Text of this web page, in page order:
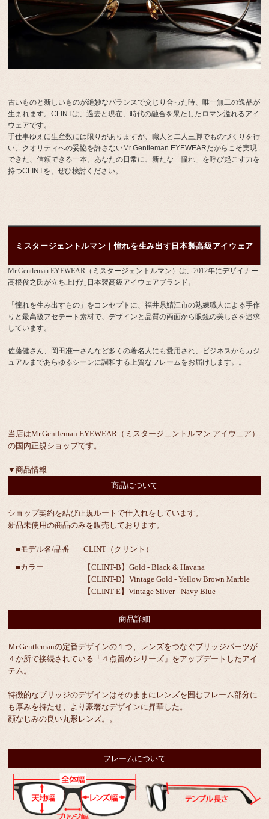
古いものと新しいものが絶妙なバランスで交じり合った時、唯一無二の逸品が
生まれます。CLINTは、過去と現在、時代の融合を果たしたロマン溢れるアイ
ウェアです。
手仕事ゆえに生産数には限りがありますが、職人と二人三脚でものづくりを行
い、クオリティへの妥協を許さないMr.Gentleman EYEWEARだからこそ実現
できた、信頼できる一本。あなたの日常に、新たな「憧れ」を呼び起こす力を
持つCLINTを、ぜひ検討ください。
ミスタージェントルマン｜憧れを生み出す日本製高級アイウェア
Mr.Gentleman EYEWEAR（ミスタージェントルマン）は、2012年にデザイナー
高根俊之氏が立ち上げた日本製高級アイウェアブランド。
「憧れを生み出すもの」をコンセプトに、福井県鯖江市の熟練職人による手作
りと最高級アセテート素材で、デザインと品質の両面から眼鏡の美しさを追求
しています。
佐藤健さん、岡田准一さんなど多くの著名人にも愛用され、ビジネスからカジ
ュアルまであらゆるシーンに調和する上質なフレームをお届けします。。
当店はMr.Gentleman EYEWEAR（ミスタージェントルマン アイウェア）
の国内正規ショップです。
▼商品情報
商品について
ショップ契約を結び正規ルートで仕入れをしています。
新品未使用の商品のみを販売しております。
■モデル名/品番
CLINT（クリント）
■カラー
【CLINT-B】Gold - Black & Havana
【CLINT-D】Vintage Gold - Yellow Brown Marble
【CLINT-E】Vintage Silver - Navy Blue
商品詳細
Ｍr.Gentlemanの定番デザインの１つ、レンズをつなぐブリッジパーツが
４か所で接続されている「４点留めシリーズ」をアップデートしたアイ
テム。
特徴的なブリッジのデザインはそのままにレンズを囲むフレーム部分に
も厚みを持たせ、より豪奢なデザインに昇華した。
顔なじみの良い丸形レンズ。。
フレームについて